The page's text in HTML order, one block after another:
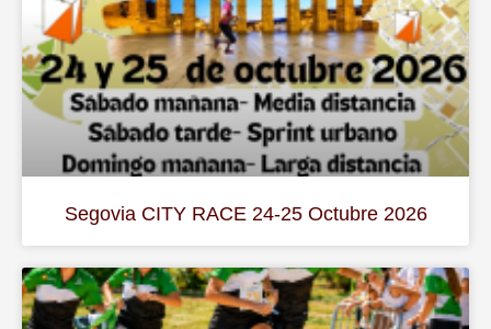
Segovia CITY RACE 24-25 Octubre 2026